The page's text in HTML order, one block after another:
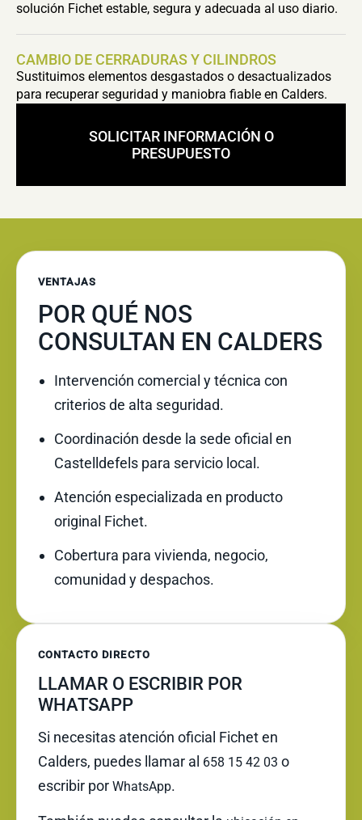
solución Fichet estable, segura y adecuada al uso diario.
CAMBIO DE CERRADURAS Y CILINDROS
Sustituimos elementos desgastados o desactualizados
para recuperar seguridad y maniobra fiable en Calders.
SOLICITAR INFORMACIÓN O
PRESUPUESTO
VENTAJAS
POR QUÉ NOS
CONSULTAN EN CALDERS
Intervención comercial y técnica con
criterios de alta seguridad.
Coordinación desde la sede oficial en
Castelldefels para servicio local.
Atención especializada en producto
original Fichet.
Cobertura para vivienda, negocio,
comunidad y despachos.
CONTACTO DIRECTO
LLAMAR O ESCRIBIR POR
WHATSAPP
Si necesitas atención oficial Fichet en
Calders, puedes llamar al 658 15 42 03 o
escribir por WhatsApp.